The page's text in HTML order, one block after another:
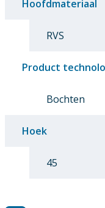
Hoofdmateriaal
RVS
Product
Bochten
Hoek
45